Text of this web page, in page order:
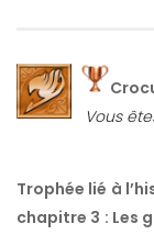
Vous
Trophée lié à
chapitre 3 : Les